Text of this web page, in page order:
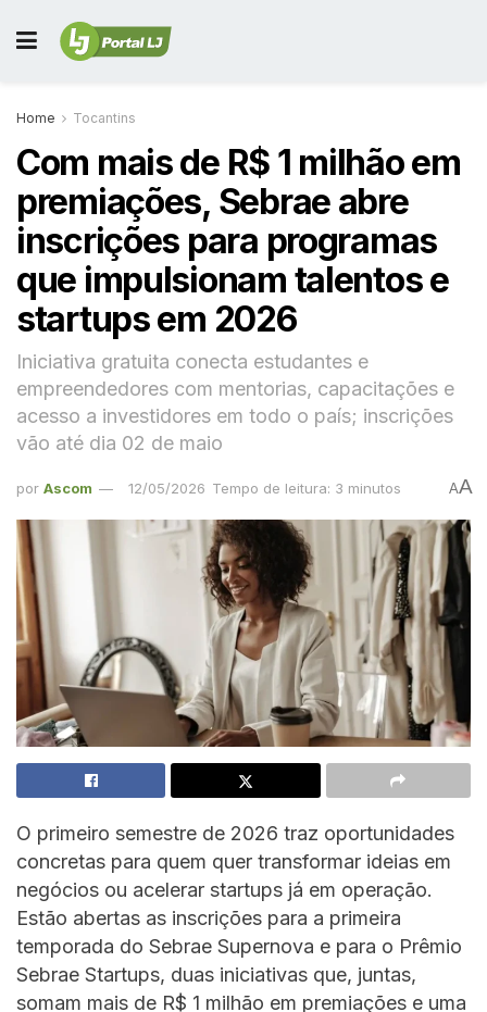
Home Tocantins
Com mais de R$ 1 milhão em
premiações, Sebrae abre
inscrições para programas
que impulsionam talentos e
startups em 2026
Iniciativa gratuita conecta estudantes e
empreendedores com mentorias, capacitações e
acesso a investidores em todo o país; inscrições
vão até dia 02 de maio
por Ascom 12/05/2026 Tempo de leitura: 3 minutos AA
O primeiro semestre de 2026 traz oportunidades
concretas para quem quer transformar ideias em
negócios ou acelerar startups já em operação.
Estão abertas as inscrições para a primeira
temporada do Sebrae Supernova e para o Prêmio
Sebrae Startups, duas iniciativas que, juntas,
somam mais de R$ 1 milhão em premiações e uma